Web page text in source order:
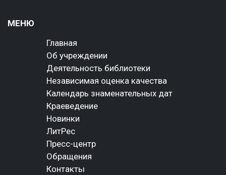
МЕНЮ
Главная
Об учреждении
Деятельность библиотеки
Независимая оценка качества
Календарь знаменательных дат
Краеведение
Новинки
ЛитРес
Пресс-центр
Обращения
Контакты